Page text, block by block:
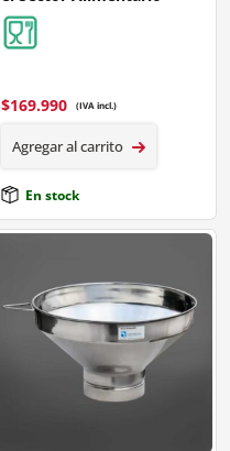
$169.990 (IVA incl.)
Agregar al carrito
En stock